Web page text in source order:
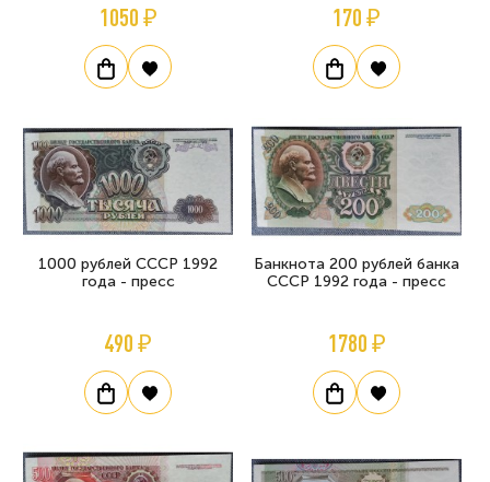
1050 ₽ 170 ₽
1000 рублей СССР 1992
года - пресс
490 ₽
Банкнота 200 рублей банка
СССР 1992 года - пресс
1780 ₽